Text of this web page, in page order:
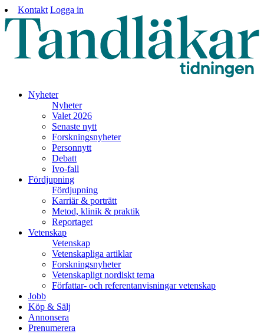
Kontakt Logga in
Nyheter
Nyheter
Valet 2026
Senaste nytt
Forskningsnyheter
Personnytt
Debatt
Ivo-fall
Fördjupning
Fördjupning
Karriär & porträtt
Metod, klinik & praktik
Reportaget
Vetenskap
Vetenskap
Vetenskapliga artiklar
Forskningsnyheter
Vetenskapligt nordiskt tema
Författar- och referentanvisningar vetenskap
Jobb
Köp & Sälj
Annonsera
Prenumerera